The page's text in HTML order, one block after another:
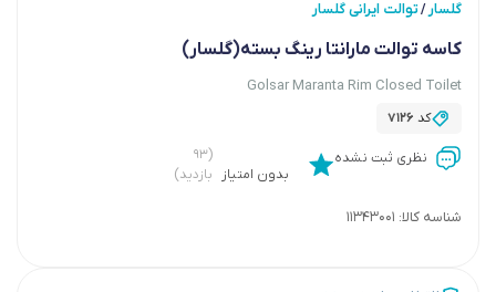
گلسار /توالت ایرانی گلسار
کاسه توالت مارانتا رینگ بسته(گلسار)
Golsar Maranta Rim Closed Toilet
کد 7126
نظری ثبت نشده
بدون امتیاز
(۹۳
بازدید)
شناسه کالا: 11343001